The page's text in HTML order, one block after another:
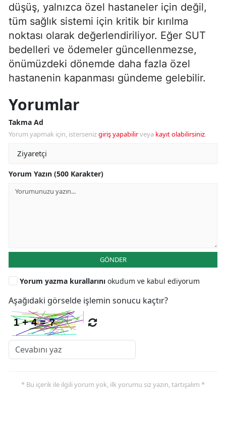
düşüş, yalnızca özel hastaneler için değil,
tüm sağlık sistemi için kritik bir kırılma
noktası olarak değerlendiriliyor. Eğer SUT
bedelleri ve ödemeler güncellenmezse,
önümüzdeki dönemde daha fazla özel
hastanenin kapanması gündeme gelebilir.
Yorumlar
Takma Ad
Yorum yapmak için, istersenizgiriş yapabilirveya kayıt olabilirsiniz.
Yorum Yazın (500 Karakter)
GÖNDER
Yorum yazma kurallarını okudum ve kabul ediyorum
Aşağıdaki görselde işlemin sonucu kaçtır?
* Bu içerik ile ilgili yorum yok, ilk yorumu siz yazın, tartışalım *